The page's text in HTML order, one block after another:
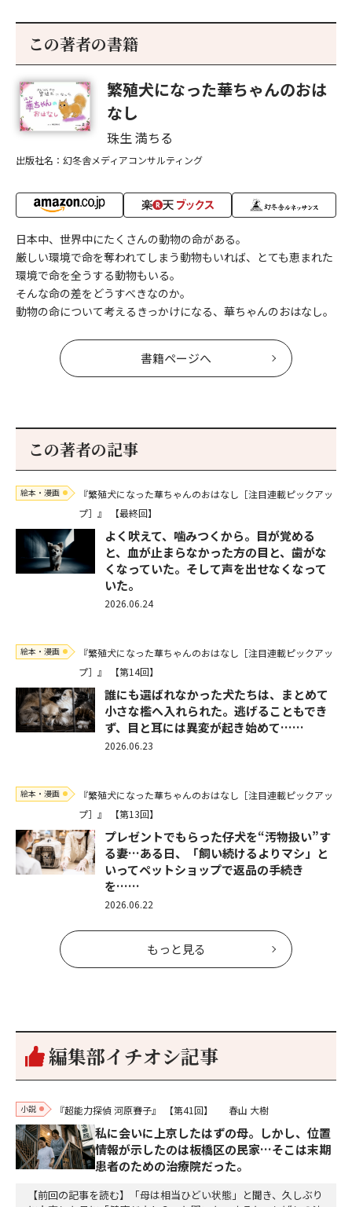
この著者の書籍
繁殖犬になった華ちゃんのおは
なし
珠生 満ちる
出版社名：幻冬舎メディアコンサルティング
日本中、世界中にたくさんの動物の命がある。
厳しい環境で命を奪われてしまう動物もいれば、とても恵まれた
環境で命を全うする動物もいる。
そんな命の差をどうすべきなのか。
動物の命について考えるきっかけになる、華ちゃんのおはなし。
書籍ページへ
この著者の記事
絵本・漫画
『繁殖犬になった華ちゃんのおはなし［注目連載ピックアッ
プ］』
【最終回】
よく吠えて、噛みつくから。目が覚める
と、血が止まらなかった方の目と、歯がな
くなっていた。そして声を出せなくなって
いた。
2026.06.24
絵本・漫画
『繁殖犬になった華ちゃんのおはなし［注目連載ピックアッ
プ］』
【第14回】
誰にも選ばれなかった犬たちは、まとめて
小さな檻へ入れられた。逃げることもでき
ず、目と耳には異変が起き始めて……
2026.06.23
絵本・漫画
『繁殖犬になった華ちゃんのおはなし［注目連載ピックアッ
プ］』
【第13回】
プレゼントでもらった仔犬を“汚物扱い”す
る妻…ある日、「飼い続けるよりマシ」と
いってペットショップで返品の手続き
を……
2026.06.22
もっと見る
編集部イチオシ記事
小説 『超能力探偵 河原賽子』 【第41回】 春山 大樹
私に会いに上京したはずの母。しかし、位置
情報が示したのは板橋区の民家…そこは末期
患者のための治療院だった。
【前回の記事を読む】「母は相当ひどい状態」と聞き、久しぶり